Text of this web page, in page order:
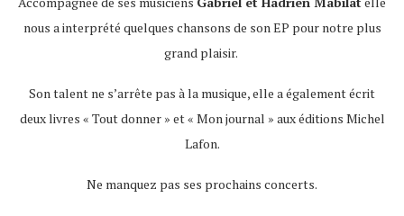
nous a interprété quelques chansons de son EP pour notre plus
grand plaisir.
Son talent ne s’arrête pas à la musique, elle a également écrit
deux livres « Tout donner » et « Mon journal » aux éditions Michel
Lafon.
Ne manquez pas ses prochains concerts.